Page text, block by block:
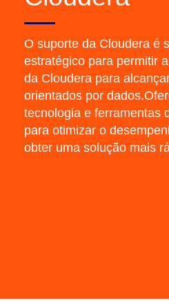
O suporte da Cloudera é
estratégico para permitir
da Cloudera para
orientados por
tecnologia e ferramentas
para otimizar o
obter uma solução mais